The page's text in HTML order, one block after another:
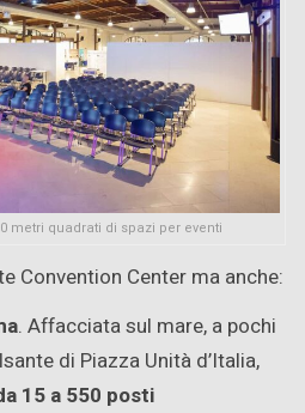
metri quadrati di spazi per eventi
Convention Center ma anche:
. Affacciata sul mare, a pochi
di Piazza Unità d’Italia,
15 a 550 posti